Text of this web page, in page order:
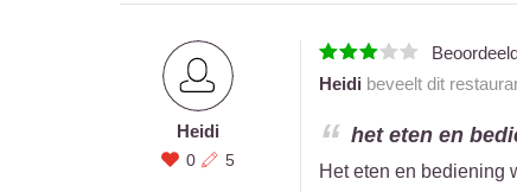
Heidi
0 5
Heidi beveelt dit
het eten en
Het eten en bediening